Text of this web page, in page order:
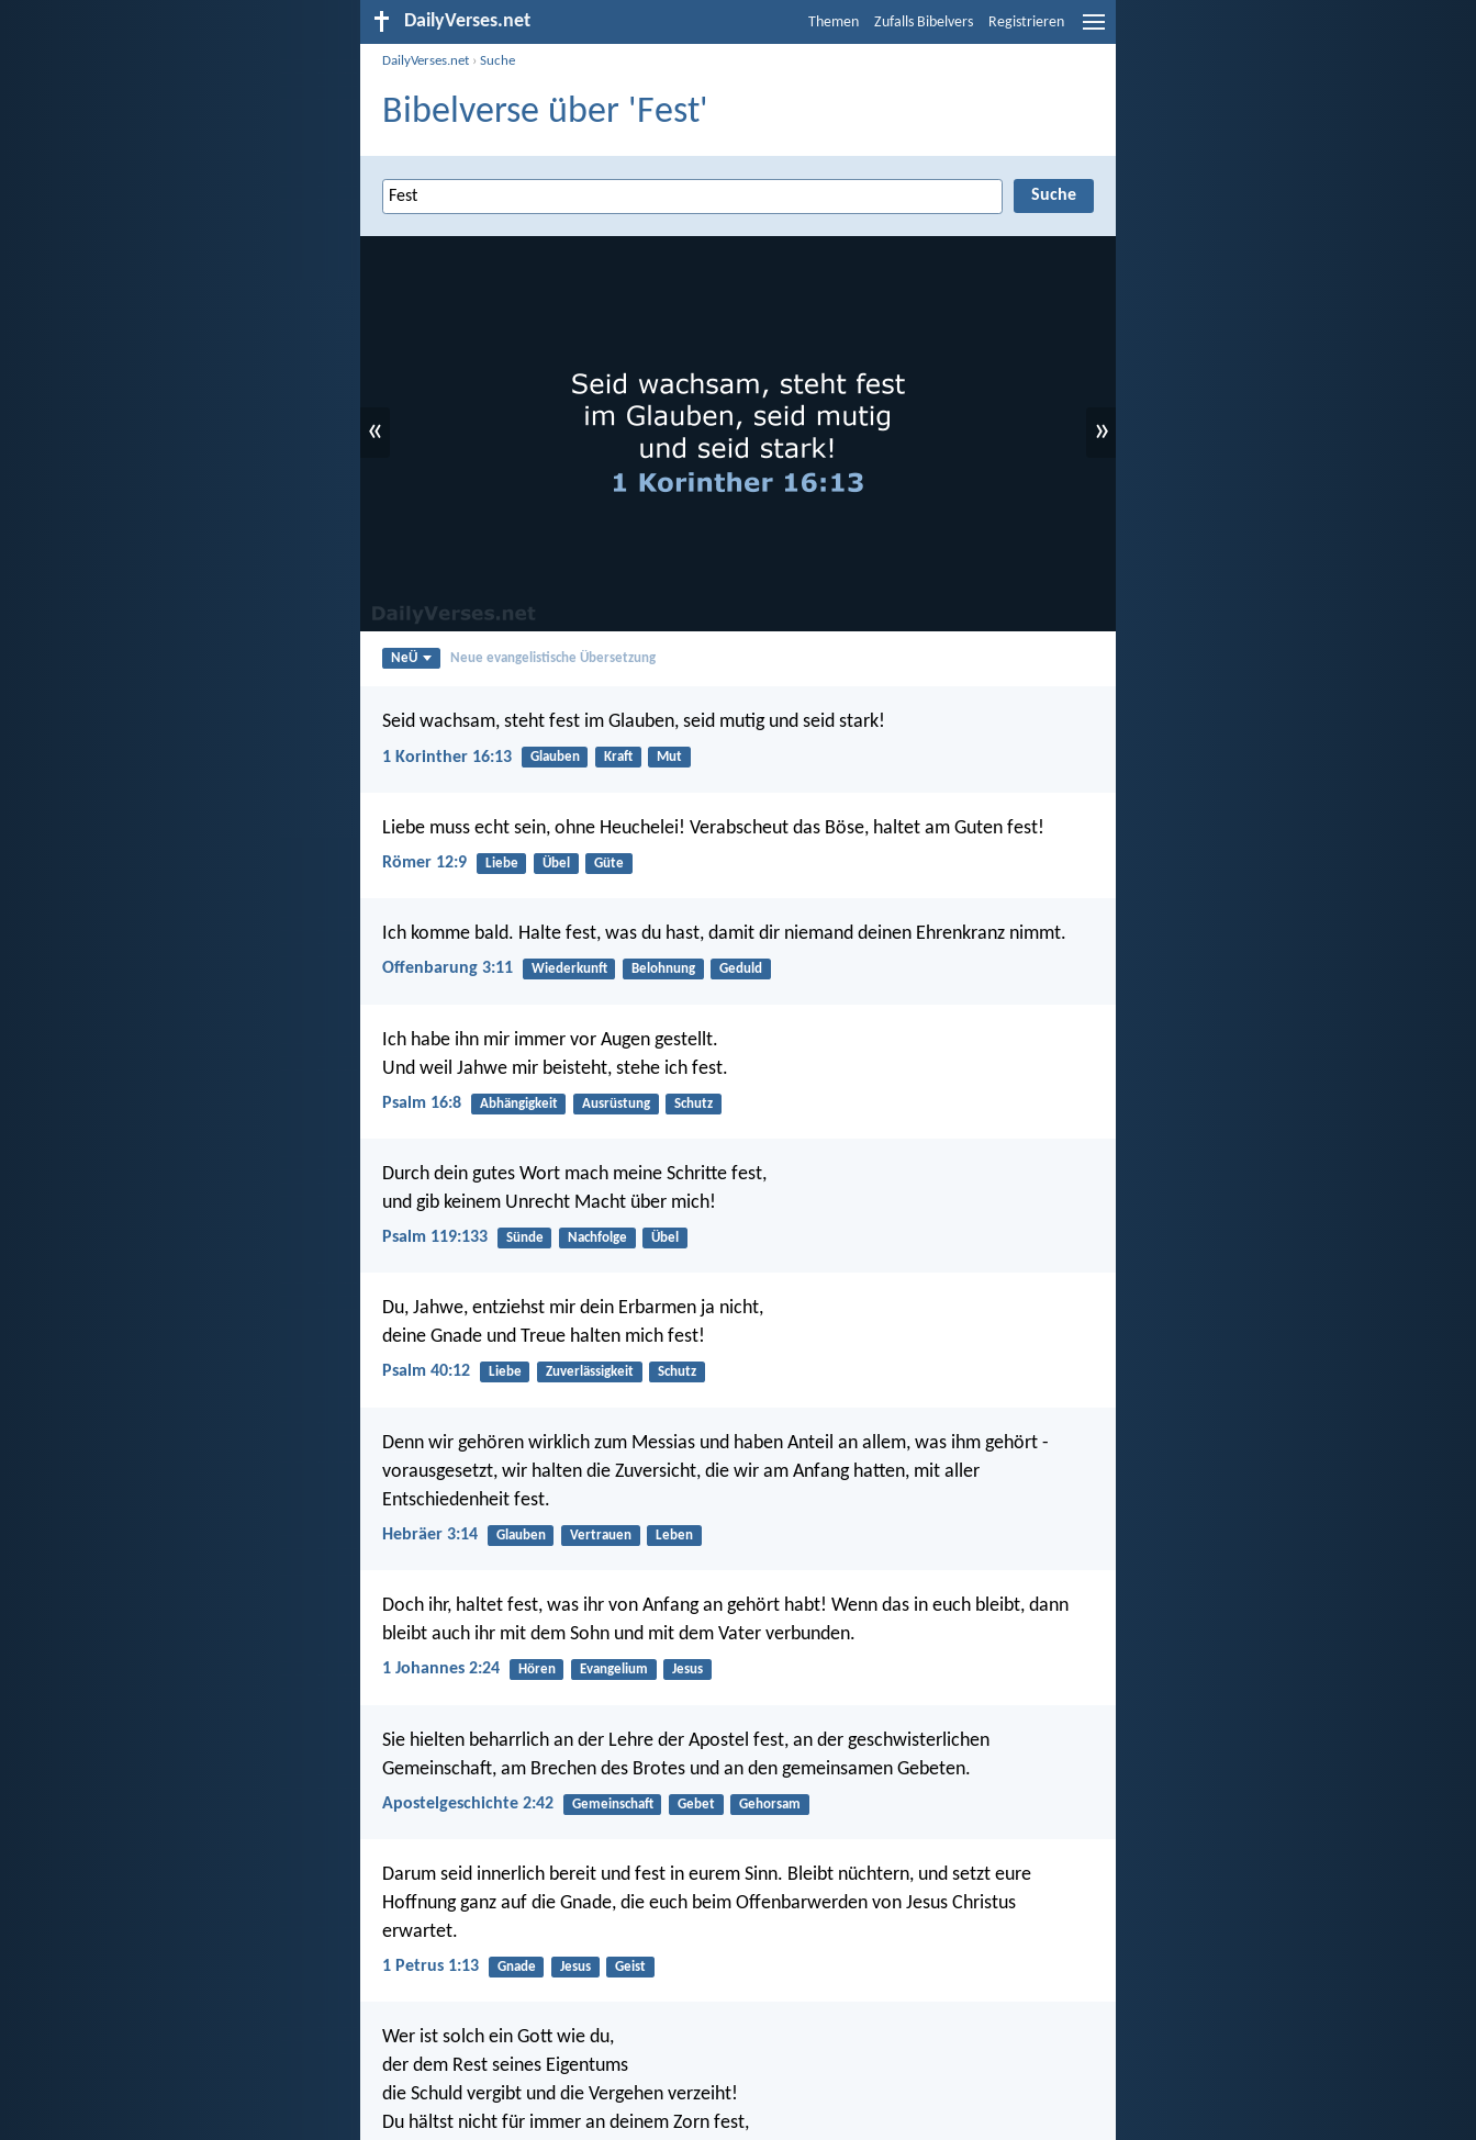
DailyVerses.net Themen Zufalls Bibelvers Registrieren
DailyVerses.net ›Suche
Bibelverse über 'Fest'
« »
NeÜ Neue evangelistische Übersetzung
Seid wachsam, steht fest im Glauben, seid mutig und seid stark!
1 Korinther 16:13 Glauben Kraft Mut
Liebe muss echt sein, ohne Heuchelei! Verabscheut das Böse, haltet am Guten fest!
Römer 12:9 Liebe Übel Güte
Ich komme bald. Halte fest, was du hast, damit dir niemand deinen Ehrenkranz nimmt.
Offenbarung 3:11 Wiederkunft Belohnung Geduld
Ich habe ihn mir immer vor Augen gestellt.
Und weil Jahwe mir beisteht, stehe ich fest.
Psalm 16:8 Abhängigkeit Ausrüstung Schutz
Durch dein gutes Wort mach meine Schritte fest,
und gib keinem Unrecht Macht über mich!
Psalm 119:133 Sünde Nachfolge Übel
Du, Jahwe, entziehst mir dein Erbarmen ja nicht,
deine Gnade und Treue halten mich fest!
Psalm 40:12 Liebe Zuverlässigkeit Schutz
Denn wir gehören wirklich zum Messias und haben Anteil an allem, was ihm gehört -
vorausgesetzt, wir halten die Zuversicht, die wir am Anfang hatten, mit aller
Entschiedenheit fest.
Hebräer 3:14 Glauben Vertrauen Leben
Doch ihr, haltet fest, was ihr von Anfang an gehört habt! Wenn das in euch bleibt, dann
bleibt auch ihr mit dem Sohn und mit dem Vater verbunden.
1 Johannes 2:24 Hören Evangelium Jesus
Sie hielten beharrlich an der Lehre der Apostel fest, an der geschwisterlichen
Gemeinschaft, am Brechen des Brotes und an den gemeinsamen Gebeten.
Apostelgeschichte 2:42 Gemeinschaft Gebet Gehorsam
Darum seid innerlich bereit und fest in eurem Sinn. Bleibt nüchtern, und setzt eure
Hoffnung ganz auf die Gnade, die euch beim Offenbarwerden von Jesus Christus
erwartet.
1 Petrus 1:13 Gnade Jesus Geist
Wer ist solch ein Gott wie du,
der dem Rest seines Eigentums
die Schuld vergibt und die Vergehen verzeiht!
Du hältst nicht für immer an deinem Zorn fest,